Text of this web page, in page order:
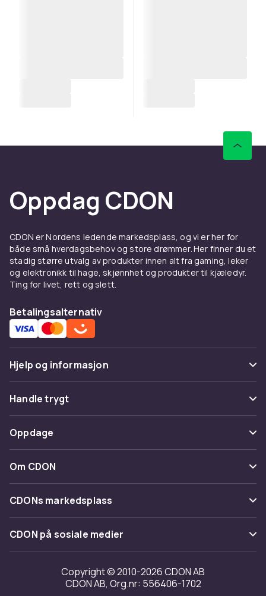
Oppdag CDON
CDON er Nordens ledende markedsplass, og vi er her for
både små hverdagsbehov og store drømmer. Her finner du et
stadig større utvalg av produkter innen alt fra gaming, leker
og elektronikk til hage, skjønnhet og produkter til kjæledyr.
Ting for livet, rett og slett.
Betalingsalternativ
Hjelp og informasjon
Vanlige spørsmål
Spor pakke
Angre & returner her
Kontakt oss
Handle trygt
Betaling
Levering
Tilbakekallinger
Oppdage
Kategorier
Varemerker
Om CDON
Om oss
Kundeanmeldelser
Jobbe på CDON
Investor relations
Tilgjengelighet
CDONs markedsplass
Merchant Help Center
CDON på sosiale medier
Copyright © 2010-2026 CDON AB
CDON AB, Org.nr: 556406-1702